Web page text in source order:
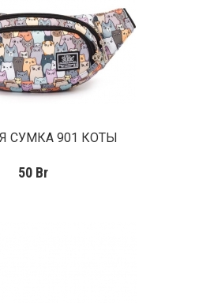
СУМКА 901 КОТЫ
50 Br